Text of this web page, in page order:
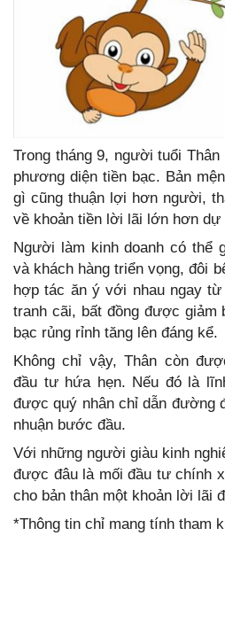
Trong tháng 9, người tuổi
phương diện tiền bạc. Bản
gì cũng thuận lợi hơn người,
về khoản tiền lời lãi lớn hơn dự
Người làm kinh doanh có thể
và khách hàng triển vọng, đôi
hợp tác ăn ý với nhau ngay
tranh cãi, bất đồng được
bạc rủng rỉnh tăng lên đáng kể.
Không chỉ vậy, Thân còn
đầu tư hứa hẹn. Nếu đó là
được quý nhân chỉ dẫn
nhuận bước đầu.
Với những người giàu kinh
được đâu là mối đầu tư chính
cho bản thân một khoản lời lãi
*Thông tin chỉ mang tính tham